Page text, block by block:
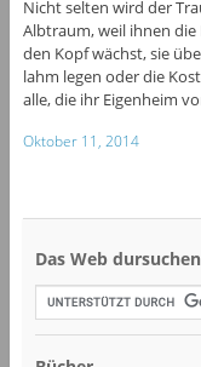
Nicht selten wird der
Albtraum, weil ihnen
den Kopf wächst, sie
lahm legen oder die
alle, die ihr Eigenheim
Oktober 11, 2014
Das Web dursuchen